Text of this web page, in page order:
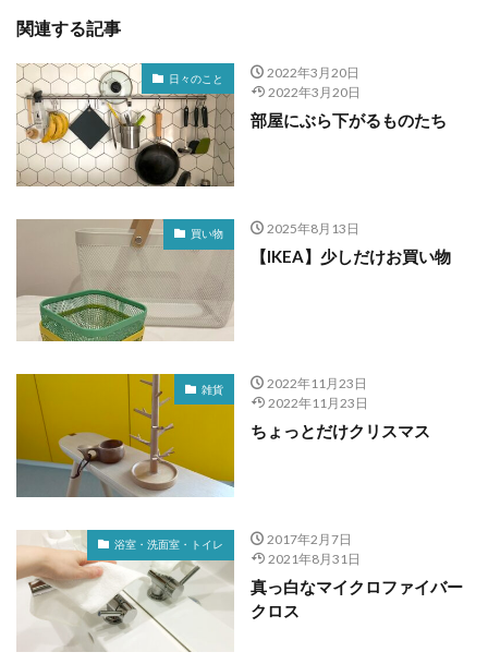
関連する記事
日々のこと
2022年3月20日
2022年3月20日
部屋にぶら下がるものたち
買い物 2025年8月13日
【IKEA】少しだけお買い物
雑貨
2022年11月23日
2022年11月23日
ちょっとだけクリスマス
浴室・洗面室・トイレ
2017年2月7日
2021年8月31日
真っ白なマイクロファイバー
クロス